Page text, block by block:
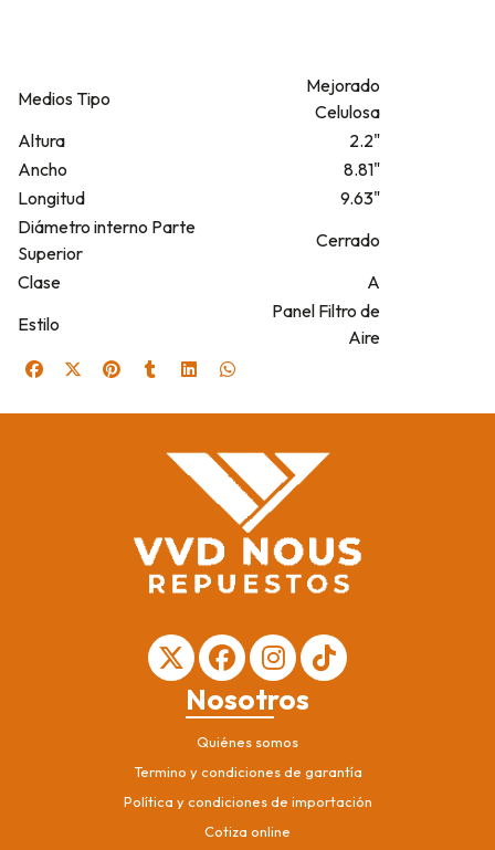
Medios Tipo
Mejorado
Celulosa
Altura
2.2"
Ancho
8.81"
Longitud
9.63"
Diámetro interno Parte
Superior
Cerrado
Clase
A
Estilo
Panel Filtro de
Aire
Nosotros
Quiénes somos
Termino y condiciones de garantía
Política y condiciones de importación
Cotiza online